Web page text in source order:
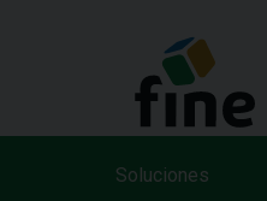
Soluciones